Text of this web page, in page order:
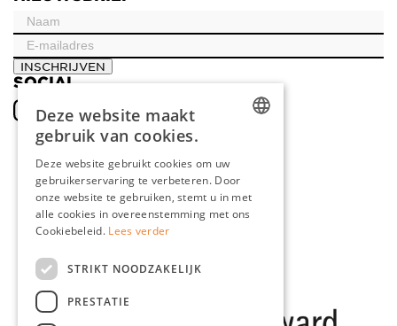
INSCHRIJVEN
SOCIAL
ENGLISH
FRENCH
Deze website maakt
gebruik van cookies.
Deze website gebruikt cookies om uw
gebruikerservaring te verbeteren. Door
onze website te gebruiken, stemt u in met
alle cookies in overeenstemming met ons
Cookiebeleid. Lees verder
STRIKT NOODZAKELIJK
PRESTATIE